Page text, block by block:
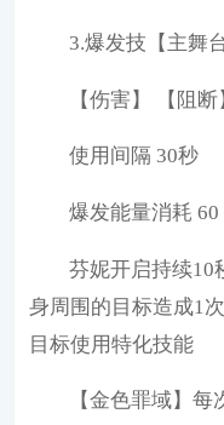
3.爆发技【主舞台
【伤害】 【阻
使用间隔 30秒
爆发能量消耗 60
芬妮开启持续10
身周围的目标造成1
目标使用特化技能
【金色罪域】